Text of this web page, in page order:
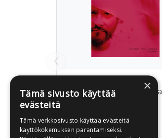
Kiusauksia hiljaisuudessa
E-kirja
Heti ladattavissa
×
Tämä sivusto käyttää
evästeitä
Tämä verkkosivusto käyttää evästeitä
käyttökokemuksen parantamiseksi.